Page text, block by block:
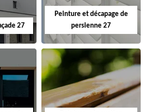
27
Peinture et décapage de
persienne 27